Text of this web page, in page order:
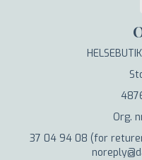
Org.
37 04 94 08 (for